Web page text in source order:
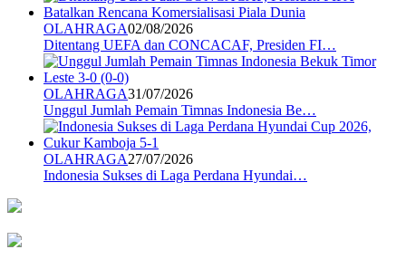
OLAHRAGA02/08/2026
Ditentang UEFA dan CONCACAF, Presiden FI…
OLAHRAGA31/07/2026
Unggul Jumlah Pemain Timnas Indonesia Be…
OLAHRAGA27/07/2026
Indonesia Sukses di Laga Perdana Hyundai…